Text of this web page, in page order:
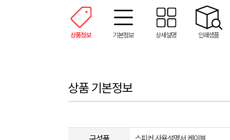
상품정보 기본정보 상세설명 인쇄샘플
상품 기본정보